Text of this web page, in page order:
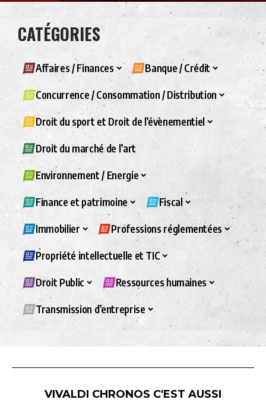
CATÉGORIES
Affaires / Finances Banque / Crédit
Concurrence / Consommation / Distribution
Droit du sport et Droit de l’évènementiel
Droit du marché de l’art
Environnement / Energie
Finance et patrimoine Fiscal
Immobilier Professions réglementées
Propriété intellectuelle et TIC
Droit Public Ressources humaines
Transmission d’entreprise
VIVALDI CHRONOS C'EST AUSSI